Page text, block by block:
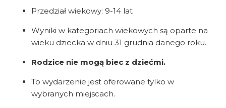
Przedział wiekowy: 9-14 lat
Wyniki w kategoriach wiekowych są oparte na
wieku dziecka w dniu 31 grudnia danego roku.
Rodzice nie mogą biec z dziećmi.
To wydarzenie jest oferowane tylko w
wybranych miejscach.